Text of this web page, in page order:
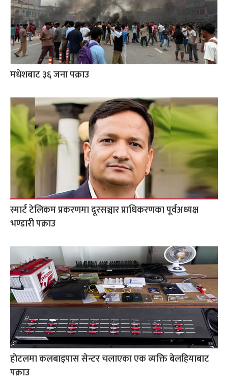
मधेशबाट ३६ जना पक्राउ
स्मार्ट टेलिकम प्रकरणमा दूरसञ्चार प्राधिकरणका पूर्वअध्यक्ष
भण्डारी पक्राउ
हाेटलमा कलबाइपास सेन्टर चलाएका एक व्यक्ति बेलहियाबाट
पक्राउ